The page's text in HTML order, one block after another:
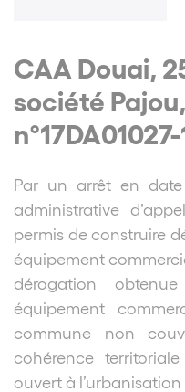
CAA Douai,
société
Par un arrêt en
administrative
permis de construire
équipement
dérogation
équipement
commune non
cohérence
ouvert à l’urbanisation